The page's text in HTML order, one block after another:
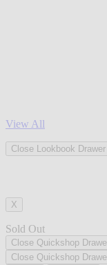
View All
Close Lookbook Drawer
X
Sold Out
Close Quickshop
Close Quickshop